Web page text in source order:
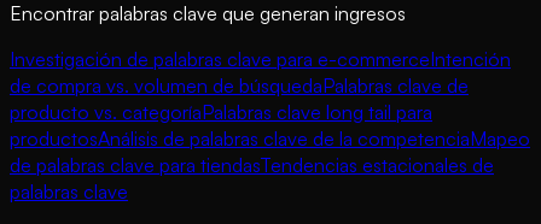
Encontrar palabras clave que generan ingresos
Investigación de palabras clave para e-commerceIntención
de compra vs. volumen de búsquedaPalabras clave de
producto vs. categoríaPalabras clave long tail para
productosAnálisis de palabras clave de la competenciaMapeo
de palabras clave para tiendasTendencias estacionales de
palabras clave